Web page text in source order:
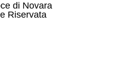
di Novara
Riservata